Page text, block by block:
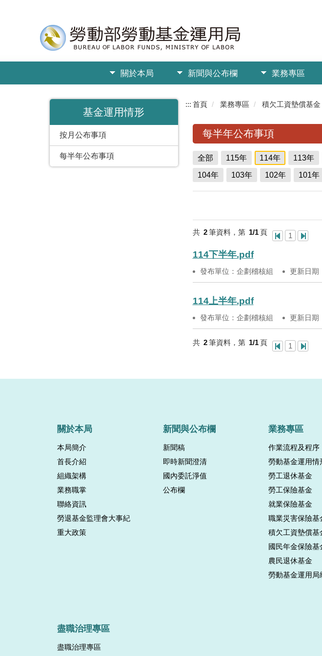
關於本局 新聞與公布欄 業務專區
基金運用情形
按月公布事項
每半年公布事項
::: 首頁 業務專區 積欠工資墊償基金
每半年公布事項
全部 115年 114年 113年
104年 103年 102年 101年
共 2 筆資料，第 1/1 頁 1
114下半年.pdf
發布單位：企劃稽核組 更新日期
114上半年.pdf
發布單位：企劃稽核組 更新日期
共 2 筆資料，第 1/1 頁
1
關於本局
本局簡介
首長介紹
組織架構
業務職掌
聯絡資訊
勞退基金監理會大事紀
重大政策
新聞與公布欄
新聞稿
即時新聞澄清
國內委託淨值
公布欄
業務專區
作業流程及程序
勞動基金運用情
勞工退休基金
勞工保險基金
就業保險基金
職業災害保險基
積欠工資墊償基
國民年金保險基
農民退休基金
勞動基金運用局
盡職治理專區
盡職治理專區